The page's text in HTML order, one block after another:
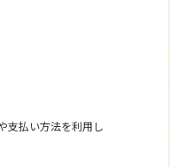
支払い方法を利用し